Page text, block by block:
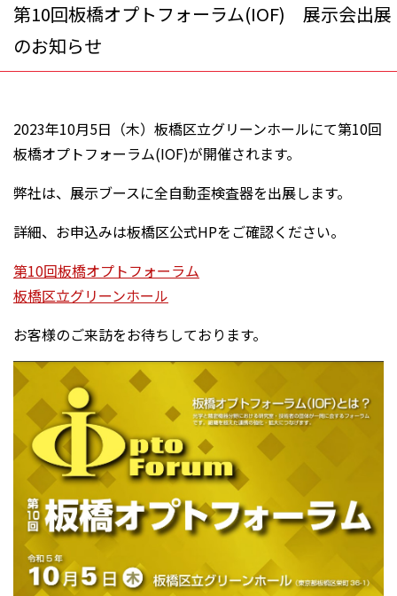
第10回板橋オプトフォーラム(IOF) 展示会出展
のお知らせ
2023年10月5日（木）板橋区立グリーンホールにて第10回
板橋オプトフォーラム(IOF)が開催されます。
弊社は、展示ブースに全自動歪検査器を出展します。
詳細、お申込みは板橋区公式HPをご確認ください。
第10回板橋オプトフォーラム
板橋区立グリーンホール
お客様のご来訪をお待ちしております。